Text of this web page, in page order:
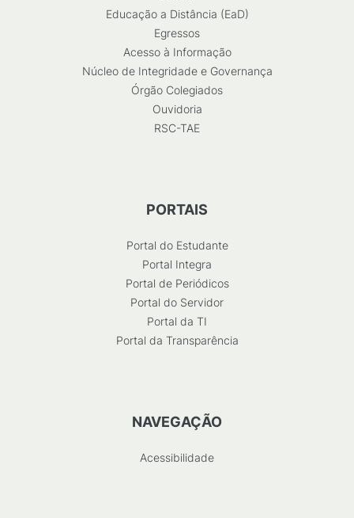
Educação a Distância (EaD)
Egressos
Acesso à Informação
Núcleo de Integridade e Governança
Órgão Colegiados
Ouvidoria
RSC-TAE
PORTAIS
Portal do Estudante
Portal Integra
Portal de Periódicos
Portal do Servidor
Portal da TI
Portal da Transparência
NAVEGAÇÃO
Acessibilidade